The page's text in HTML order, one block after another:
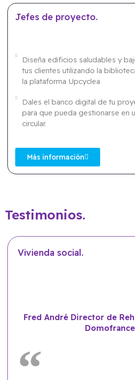
Jefes de proyecto.
Diseña edificios saludables y
tus clientes utilizando la
la plataforma Upcyclea
Dales el banco digital de tu
para que pueda gestionarse en
circular.
Más información
Testimonios.
Vivienda social.
Fred André Director de
Domofrance